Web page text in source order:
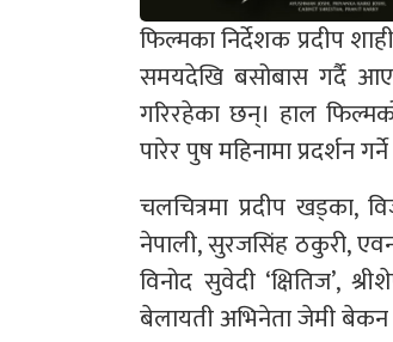
फिल्मका निर्देशक प्रदीप
समयदेखि बसोबास गर्दै
गरिरहेका छन्। हाल
पारेर पुष महिनामा प्रदर्शन
चलचित्रमा प्रदीप खड्का,
नेपाली, सुरजसिंह ठकुरी, एवन
विनोद सुवेदी ‘क्षितिज’,
बेलायती अभिनेता जेमी